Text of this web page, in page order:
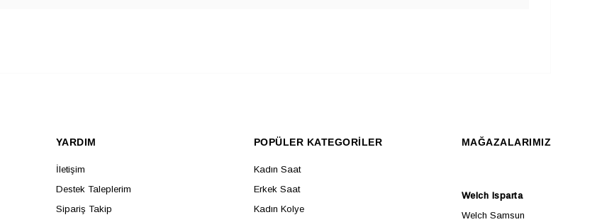
YARDIM
İletişim
Destek Taleplerim
Sipariş Takip
POPÜLER KATEGORİLER
Kadın Saat
Erkek Saat
Kadın Kolye
MAĞAZALARIMIZ
Welch Isparta
Welch Samsun